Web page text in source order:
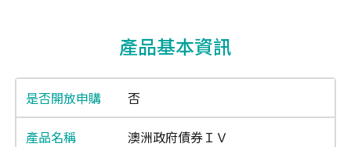
產品基本資訊
否
澳洲政府債券ＩＶ